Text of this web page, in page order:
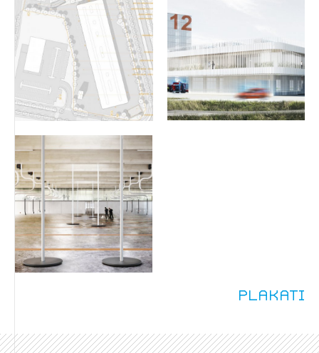
Plakati